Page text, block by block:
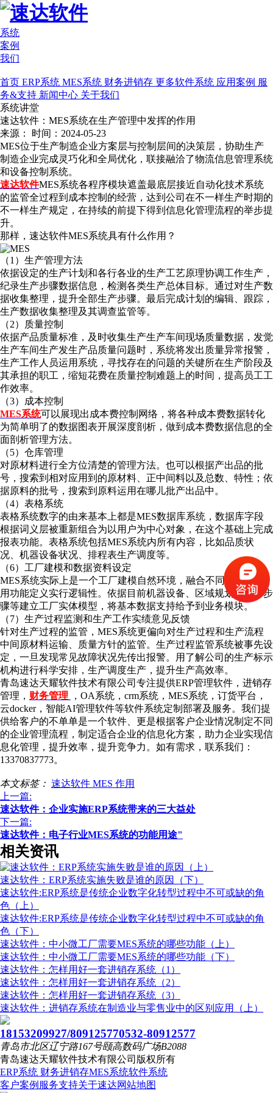
系统
案例
我们
首页 ERP系统 MES系统 财务进销存 更多软件系统 应用案例 服
务&支持 新闻中心 关于我们
系统讲堂
速达软件：MES系统在生产管理中发挥的作用
来源： 时间：2024-05-23
MES位于生产制造企业方案层与控制层间的决策层，协助生产
制造企业完成灵巧化和全局优化，联接融洽了物流信息管理系统
和设备控制系统。
速达软件MES系统各程序模块遮盖最底层接近自动化技术系统
的监管全过程到成本控制的经营，达到公司在不一样生产时期的
不一样生产规定，在持续的前提下得到信息化管理流程的举步提
升。
那样，速达软件MES系统具有什么作用？
（1）生产管理方法
依据设定的生产计划和各行各业的生产工艺原理协调工作生产，
纪录生产步骤数据信息，检测各类生产总体目标。通过对生产数
据收集整理，提升全部生产步骤。最后完成计划的编辑、跟踪，
生产数据收集整理及其调查监管等。
（2）质量控制
依据产品质量标准，及时收集生产生产车间现场质量数据，发觉
生产车间生产发生产品质量问题时，系统将发出质量异常报警，
生产工作人员运用系统，寻找存在的问题的关键所在生产阶段及
其承担的职工，缩短花费在质量控制难题上的时间，提高员工工
作效率。
（3）成本控制
MES系统可以展现出成本费控制网络，将各种成本费数据转化
为简单明了的数据图表开展深度剖析，做到成本费数据信息的全
面剖析管理方法。
（5）仓库管理
对原材料进行全方位清楚的管理方法。也可以根据产出品的批
号，搜索到相对应用到的原材料、正中间料以及总数、特性；依
据原料的批号，搜索到原料运用在哪儿批产出品中。
（4）表格系统
表格系统数字的由来基本上都是MES数据库系统，数据库字段
根据词义层被重新组合为以用户为中心对象，在这个基础上完成
报表功能。表格系统包括MES系统内所有内容，比如品质状
况、机器设备状况、排程表生产调度等。
（6）工厂建模和数据资料设定
MES系统实际上是一个工厂建模自然环境，融合不同类型的运
用功能定义实行逻辑性。依据目前机器设备、区域规划和生产步
骤等建立工厂实体模型，将基本数据支持给予到业务模块。
（7）生产过程监测和生产工作实绩意见反馈
针对生产过程的监管，MES系统更偏向对生产过程和生产流程
中间原材料运输、质量方针的监管。生产过程监管系统被事先设
定，一旦发现常见故障状况先传出报警。用了解公司的生产标示
机构进行科学安排，生产调度生产，提升生产高效率。
青岛速达天耀软件技术有限公司专注提供ERP管理软件，进销存
管理， 财务管理
，OA系统，crm系统，MES系统，订货平台，
云docker，智能AI管理软件等软件系统定制部署及服务。我们提
供给客户的不单单是一个软件、更是根据客户企业情况制定不同
的企业管理流程，制定适合企业的信息化方案，助力企业实现信
息化管理，提升效率，提升竞争力。如有需求，联系我们：
13370837773。
本文标签： 速达软件 MES 作用
上一篇:
速达软件：企业实施ERP系统带来的三大益处
下一篇:
速达软件：电子行业MES系统的功能用途"
相关资讯
速达软件：ERP系统实施失败是谁的原因（下）
速达软件:ERP系统是传统企业数字化转型过程中不可或缺的角
色（上）
速达软件:ERP系统是传统企业数字化转型过程中不可或缺的角
色（下）
速达软件：中小微工厂需要MES系统的哪些功能（上）
速达软件：中小微工厂需要MES系统的哪些功能（下）
速达软件：怎样用好一套进销存系统（1）
速达软件：怎样用好一套进销存系统（2）
速达软件：怎样用好一套进销存系统（3）
速达软件：进销存系统在制造业与零售业中的区别应用（上）
18153209927/809125770532-80912577
青岛市北区辽宁路167号颐高数码广场B2088
青岛速达天耀软件技术有限公司 版权所有
ERP系统 财务进销存MES系统软件系统
客户案例 服务支持关于速达网站地图